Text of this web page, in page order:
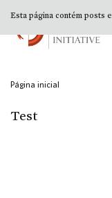
Página inicial
Test
Esta página contém posts